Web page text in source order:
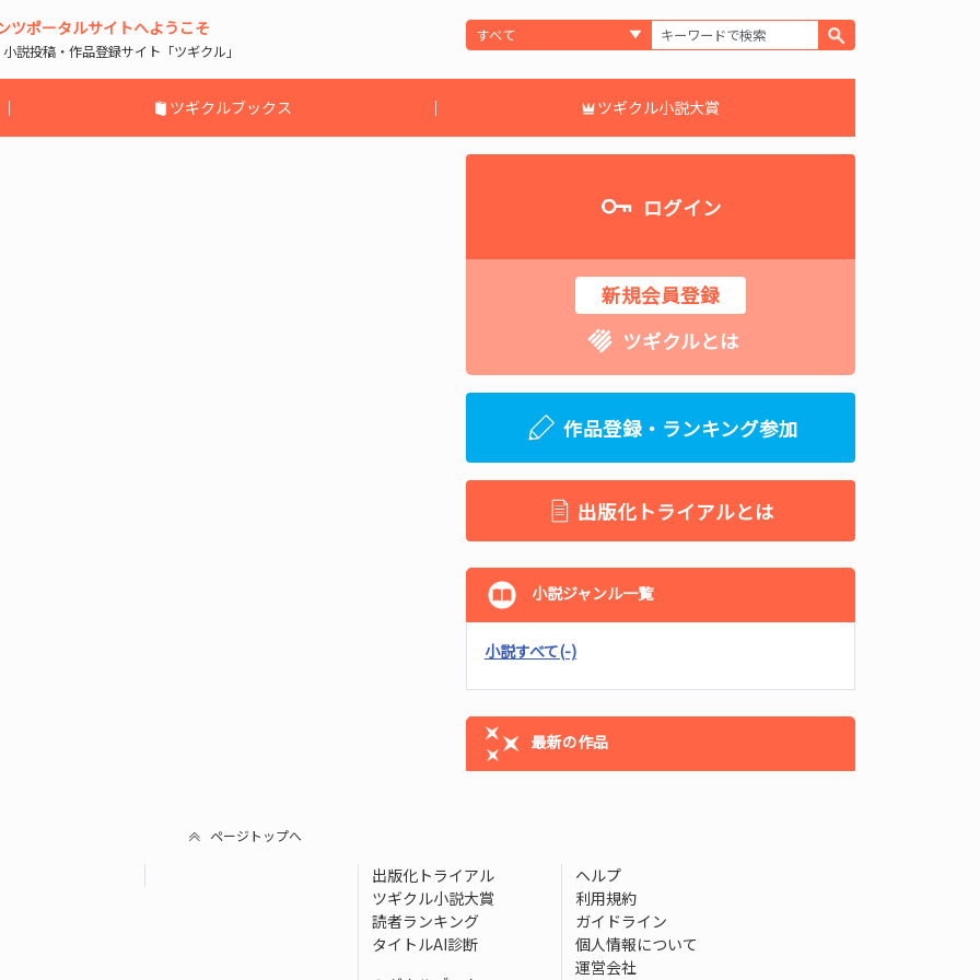
ツポータルサイトへようこそ
説投稿・作品登録サイト「ツギクル」
｜ ツギクルブックス ｜ ツギクル小説大賞
ログイン
新規会員登録
ツギクルとは
作品登録・ランキング参加
出版化トライアルとは
小説ジャンル一覧
小説すべて(-)
最新の作品
ページトップへ
出版化トライアル
ツギクル小説大賞
読者ランキング
タイトルAI診断
ヘルプ
利用規約
ガイドライン
個人情報について
運営会社